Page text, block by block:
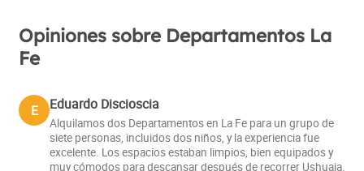
Opiniones sobre Departamentos La
Fe
E Eduardo Discioscia
Alquilamos dos Departamentos en La Fe para un grupo de
siete personas, incluidos dos niños, y la experiencia fue
excelente. Los espacios estaban limpios, bien equipados y
muy cómodos para descansar después de recorrer Ushuaia.